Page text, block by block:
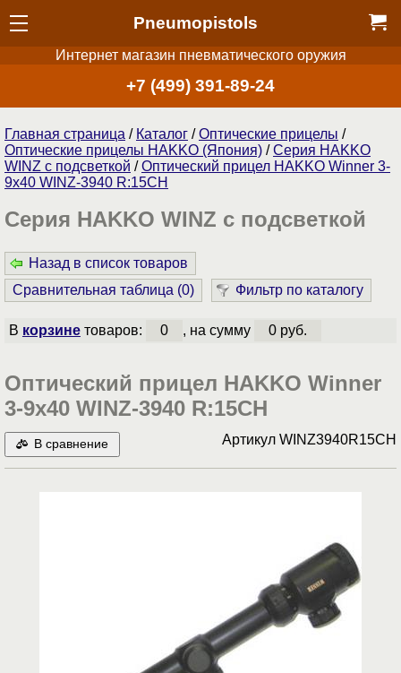
Pneumopistols
Интернет магазин пневматического оружия
+7 (499) 391-89-24
Главная страница / Каталог /Оптические прицелы /
Оптические прицелы HAKKO (Япония) /Серия НAKKO
WINZ с подсветкой /Оптический прицел HAKKO Winner 3-
9x40 WINZ-3940 R:15CH
Серия НAKKO WINZ с подсветкой
Назад в список товаров
Сравнительная таблица (0) Фильтр по каталогу
В корзинетоваров: 0 , на сумму 0 руб.
Оптический прицел HAKKO Winner
3-9x40 WINZ-3940 R:15CH
В сравнение Артикул WINZ3940R15CH